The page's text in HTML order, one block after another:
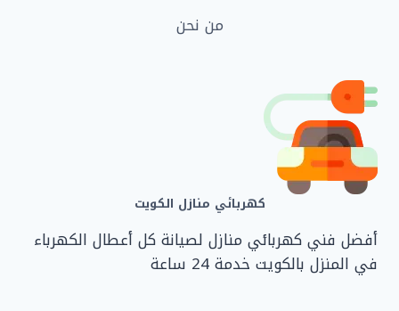
من نحن
كهربائي منازل الكويت
أفضل فني كهربائي منازل لصيانة كل أعطال الكهرباء
في المنزل بالكويت خدمة 24 ساعة